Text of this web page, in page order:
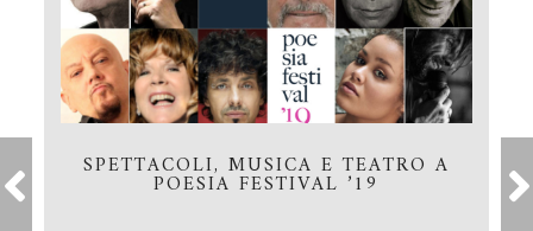
SPETTACOLI, MUSICA E TEATRO A
POESIA FESTIVAL ’19